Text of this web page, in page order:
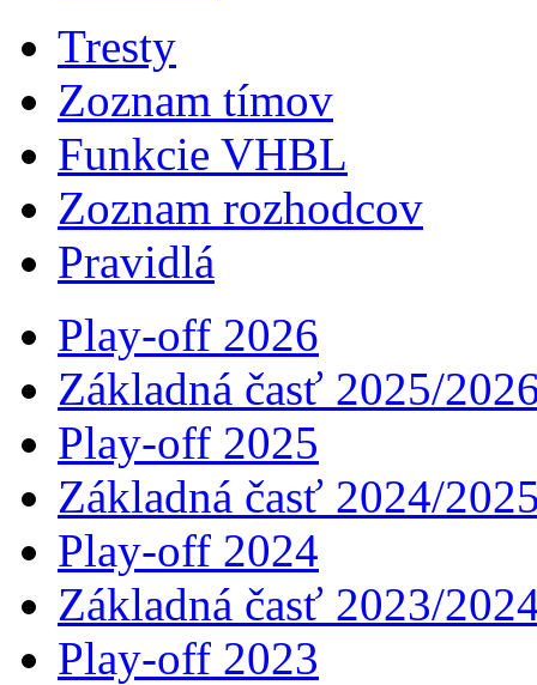
Tresty
Zoznam tímov
Funkcie VHBL
Zoznam rozhodcov
Pravidlá
Play-off 2026
Základná časť 2025/
Play-off 2025
Základná časť 2024/
Play-off 2024
Základná časť 2023/
Play-off 2023